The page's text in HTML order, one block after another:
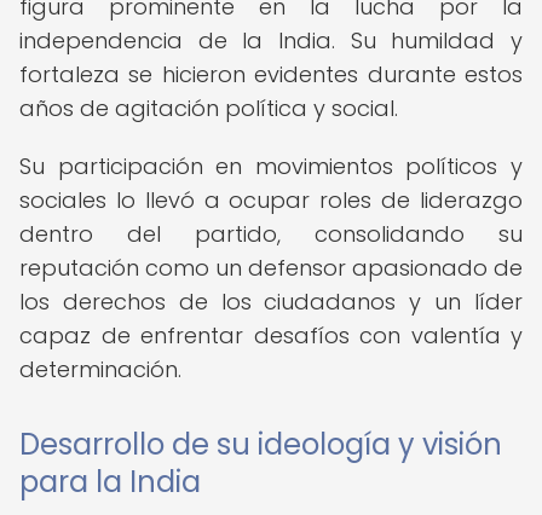
figura prominente en la lucha por la
independencia de la India. Su humildad y
fortaleza se hicieron evidentes durante estos
años de agitación política y social.
Su participación en movimientos políticos y
sociales lo llevó a ocupar roles de liderazgo
dentro del partido, consolidando su
reputación como un defensor apasionado de
los derechos de los ciudadanos y un líder
capaz de enfrentar desafíos con valentía y
determinación.
Desarrollo de su ideología y visión
para la India